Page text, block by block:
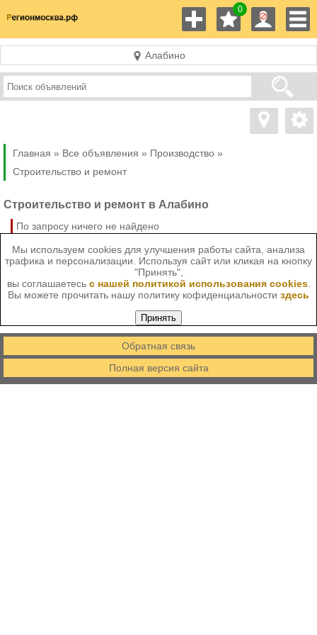
0
Алабино
Главная » Все объявления » Производство »
Строительство и ремонт
Строительство и ремонт в Алабино
По запросу ничего не найдено
Мы используем cookies для улучшения работы сайта, анализа
трафика и персонализации. Используя сайт или кликая на кнопку
"Принять",
вы соглашаетесь с нашей политикой использования cookies.
Вы можете прочитать нашу политику кофиденциальности здесь
Принять
Обратная связь
Полная версия сайта